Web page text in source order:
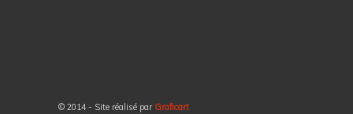
© 2014 - Site réalisé par Graficart